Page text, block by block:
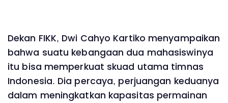
Dekan FIKK, Dwi Cahyo Kartiko menyampaikan
bahwa suatu kebangaan dua mahasiswinya
itu bisa memperkuat skuad utama timnas
Indonesia. Dia percaya, perjuangan keduanya
dalam meningkatkan kapasitas permainan